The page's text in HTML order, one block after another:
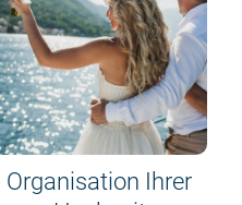
Organisation Ihrer